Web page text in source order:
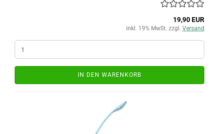
19,90 EUR
inkl. 19% MwSt. zzgl. Versand
IN DEN WARENKORB